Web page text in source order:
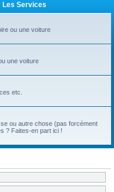
Les Services
ou une voiture
une voiture
etc.
ou autre chose (pas forcément
? Faites-en part ici !